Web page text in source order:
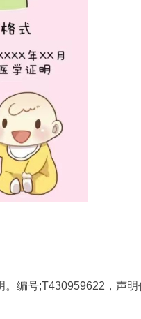
编号;T430959622，声明